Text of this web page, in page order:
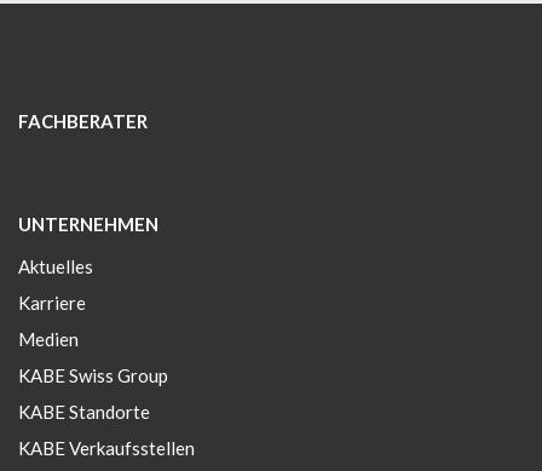
FACHBERATER
UNTERNEHMEN
Aktuelles
Karriere
Medien
KABE Swiss Group
KABE Standorte
KABE Verkaufsstellen